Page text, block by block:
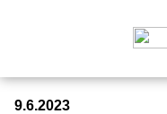
9.6.2023